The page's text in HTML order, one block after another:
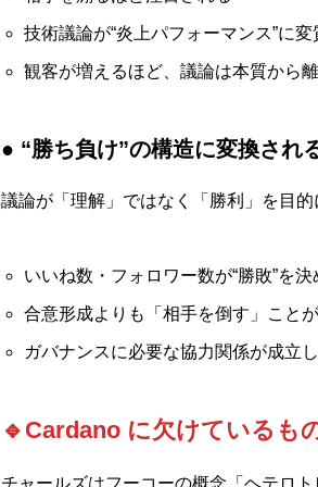
技術議論が“炎上パフォーマンス”に変
観客が増えるほど、議論は本質から
● “勝ち負け”の構造に変換され
議論が「理解」ではなく「勝利」を目的
いいね数・フォロワー数が“勝敗”を決
合意形成よりも「相手を倒す」こと
ガバナンスに必要な協力関係が成立
🔹Cardano に欠けているも